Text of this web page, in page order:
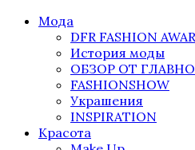
Мода
DFR FASHION
История моды
ОБЗОР ОТ
FASHIONSHOW
Украшения
INSPIRATION
Красота